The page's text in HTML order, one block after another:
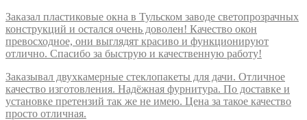
Заказал пластиковые окна в Тульском заводе светопрозрачных
конструкций и остался очень доволен! Качество окон
превосходное, они выглядят красиво и функционируют
отлично. Спасибо за быструю и качественную работу!
Заказывал двухкамерные стеклопакеты для дачи. Отличное
качество изготовления. Надёжная фурнитура. По доставке и
установке претензий так же не имею. Цена за такое качество
просто отличная.